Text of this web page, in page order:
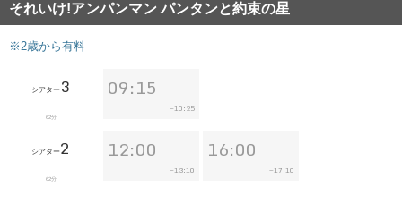
それいけ!アンパンマン パンタンと約束の星
※2歳から有料
シアター 3
62分
09:15
~ 10:25
シアター2
62分
12:00
~ 13:10
16:00
~ 17:10